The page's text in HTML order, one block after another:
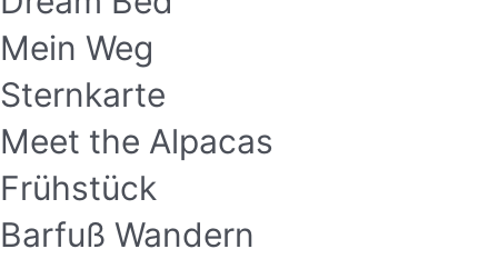
Mein Weg
Sternkarte
Meet the Alpacas
Frühstück
Barfuß Wandern